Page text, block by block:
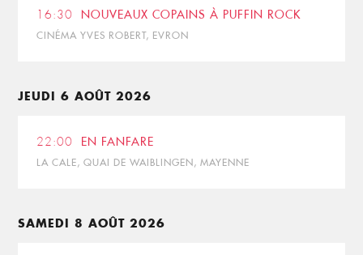
16:30 NOUVEAUX COPAINS À PUFFIN ROCK
CINÉMA YVES ROBERT, EVRON
JEUDI 6 AOÛT 2026
22:00 EN FANFARE
LA CALE, QUAI DE WAIBLINGEN, MAYENNE
SAMEDI 8 AOÛT 2026